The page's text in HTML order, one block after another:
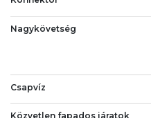
Nagykövetség
Csapvíz
Közvetlen fapados járatok